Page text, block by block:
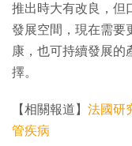
推出時大有改良，但
發展空間，現在需要
康，也可持續發展的
擇。
【相關報道】 法國研
管疾病